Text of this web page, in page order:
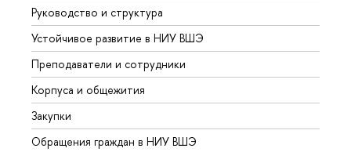
Руководство и структура
Устойчивое развитие в НИУ ВШЭ
Преподаватели и сотрудники
Корпуса и общежития
Закупки
Обращения граждан в НИУ ВШЭ